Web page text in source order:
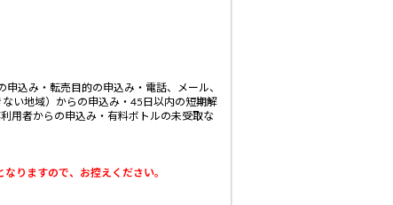
込み・転売目的の申込み・電話、メール、
い地域）からの申込み・45日以内の短期解
用者からの申込み・有料ボトルの未受取な
りますので、お控えください。